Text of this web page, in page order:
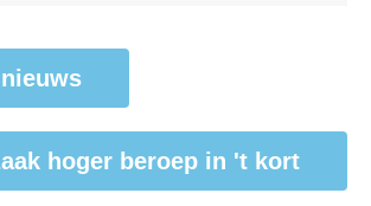
hoger beroep in 't kort